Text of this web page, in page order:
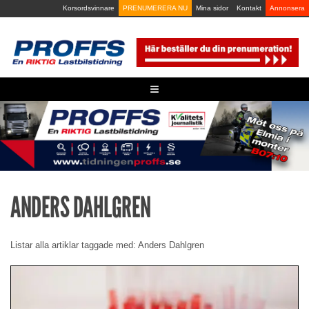
to
Korsordsvinnare PRENUMERERA NU Mina sidor Kontakt Annonsera
≡
ANDERS DAHLGREN
Listar alla artiklar taggade med: Anders Dahlgren